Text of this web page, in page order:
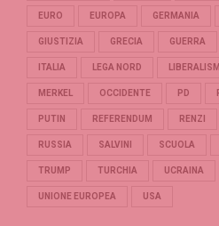
EURO EUROPA GERMANIA
GIUSTIZIA GRECIA GUERRA
ITALIA LEGA NORD
MERKEL OCCIDENTE PD
PUTIN REFERENDUM RENZI
RUSSIA SALVINI SCUOLA
TRUMP TURCHIA UCRAINA
UNIONE EUROPEA USA